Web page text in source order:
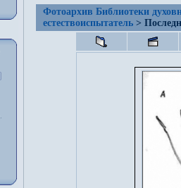
Фотоархив Библиотеки
естествоиспытатель >